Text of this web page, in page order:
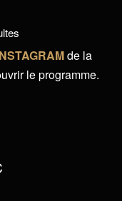
de la
le programme.